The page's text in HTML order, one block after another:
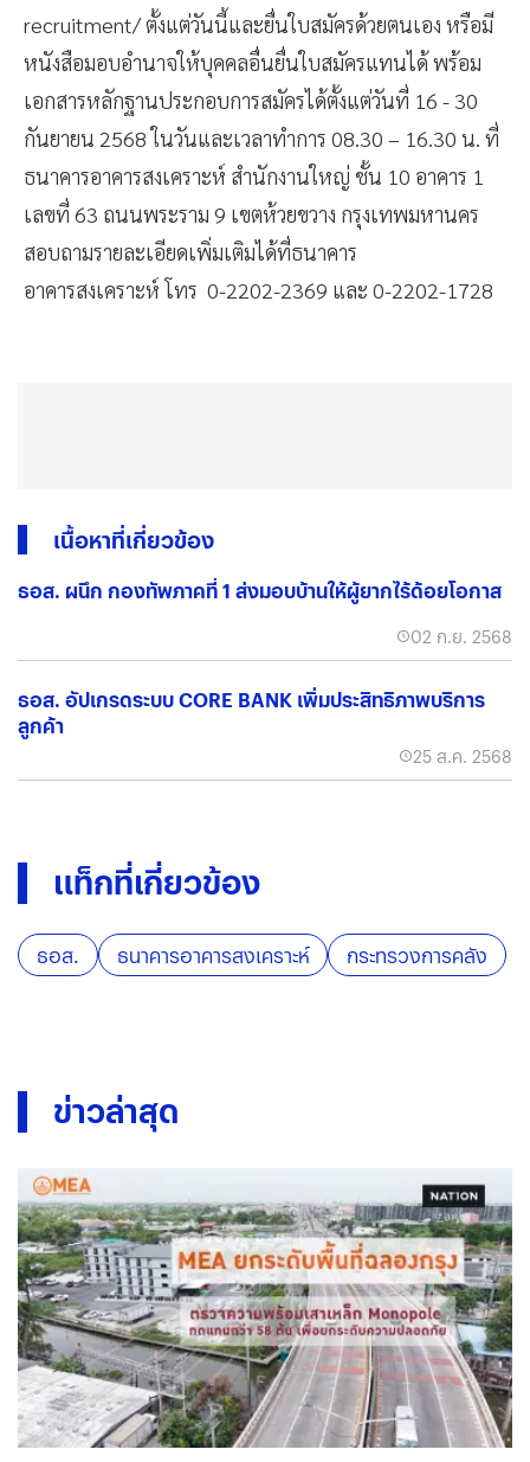
recruitment/ ตั้งแต่วันนี้และยื่นใบสมัครด้วยตนเอง หรือมี
หนังสือมอบอำนาจให้บุคคลอื่นยื่นใบสมัครแทนได้ พร้อม
เอกสารหลักฐานประกอบการสมัครได้ตั้งแต่วันที่ 16 - 30
กันยายน 2568 ในวันและเวลาทำการ 08.30 – 16.30 น. ที่
ธนาคารอาคารสงเคราะห์ สำนักงานใหญ่ ชั้น 10 อาคาร 1
เลขที่ 63 ถนนพระราม 9 เขตห้วยขวาง กรุงเทพมหานคร
สอบถามรายละเอียดเพิ่มเติมได้ที่ธนาคาร
อาคารสงเคราะห์ โทร 0-2202-2369 และ 0-2202-1728
เนื้อหาที่เกี่ยวข้อง
ธอส. ผนึก กองทัพภาคที่ 1 ส่งมอบบ้านให้ผู้ยากไร้ด้อยโอกาส
02 ก.ย. 2568
ธอส. อัปเกรดระบบ CORE BANK เพิ่มประสิทธิภาพบริการ
ลูกค้า
25 ส.ค. 2568
แท็กที่เกี่ยวข้อง
ธอส. ธนาคารอาคารสงเคราะห์ กระทรวงการคลัง
ข่าวล่าสุด